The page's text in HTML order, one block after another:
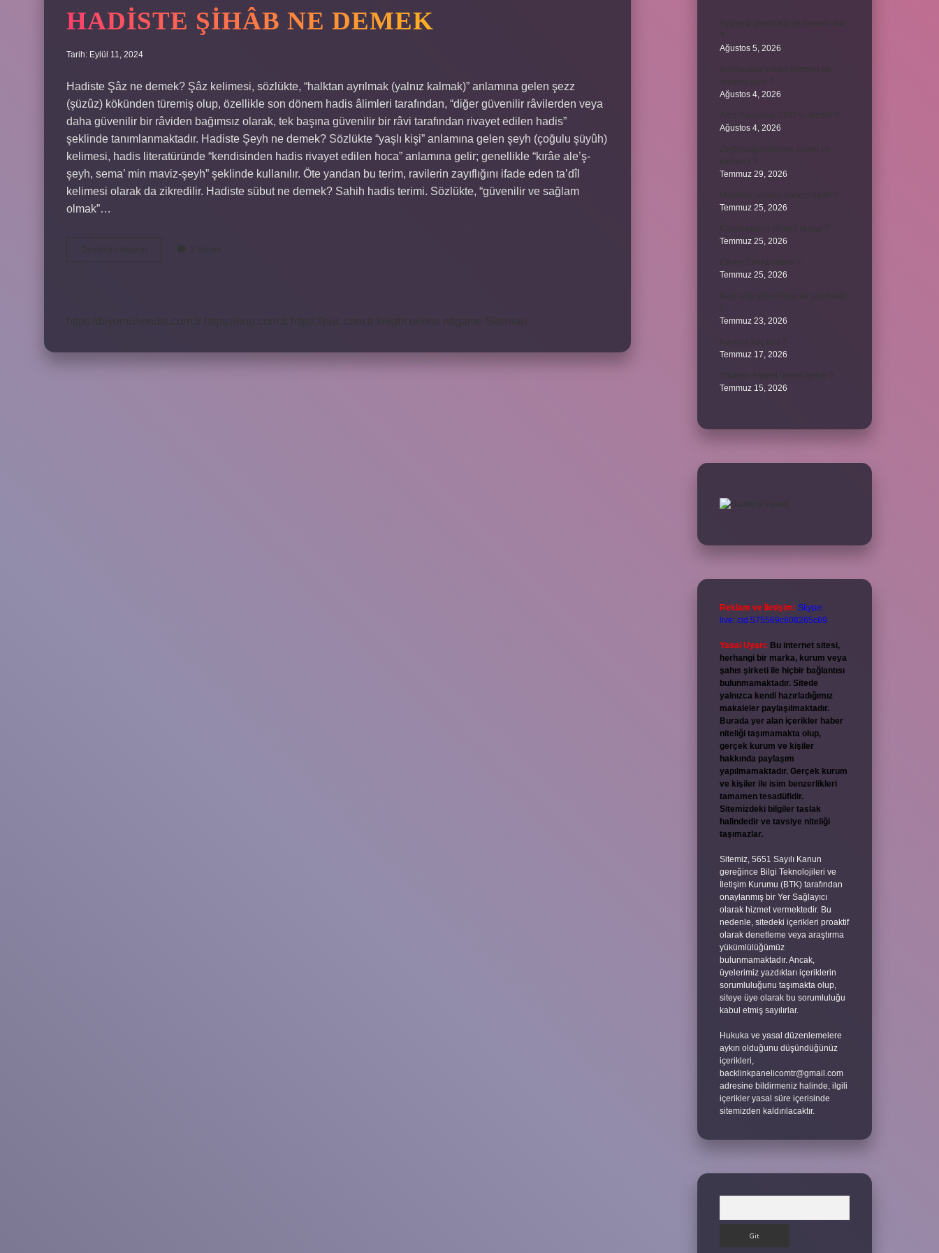
HADISTE ŞIHÂB NE DEMEK
Tarih: Eylül 11, 2024
Hadiste Şâz ne demek? Şâz kelimesi, sözlükte, “halktan ayrılmak (yalnız kalmak)” anlamına gelen şezz
(şüzûz) kökünden türemiş olup, özellikle son dönem hadis âlimleri tarafından, “diğer güvenilir râvilerden veya
daha güvenilir bir râviden bağımsız olarak, tek başına güvenilir bir râvi tarafından rivayet edilen hadis”
şeklinde tanımlanmaktadır. Hadiste Şeyh ne demek? Sözlükte “yaşlı kişi” anlamına gelen şeyh (çoğulu şüyûh)
kelimesi, hadis literatüründe “kendisinden hadis rivayet edilen hoca” anlamına gelir; genellikle “kırâe ale’ş-
şeyh, sema’ min maviz-şeyh” şeklinde kullanılır. Öte yandan bu terim, ravilerin zayıflığını ifade eden ta’dîl
kelimesi olarak da zikredilir. Hadiste sübut ne demek? Sahih hadis terimi. Sözlükte, “güvenilir ve sağlam
olmak”…
https://biyomuhendis.com.tr https://nup.com.tr https://puc.com.tr
Ağustos 5, 2026
Ağustos 4, 2026
Ağustos 4, 2026
Temmuz 29, 2026
Temmuz 25, 2026
Temmuz 25, 2026
Temmuz 25, 2026
Temmuz 23, 2026
Temmuz 17, 2026
Temmuz 15, 2026
Reklam ve İletişim: Skype:
live:.cid.575569c608265c69
Yasal Uyarı: Bu internet sitesi,
herhangi bir marka, kurum veya
şahıs şirketi ile hiçbir bağlantısı
bulunmamaktadır. Sitede
yalnızca kendi hazırladığımız
makaleler paylaşılmaktadır.
Burada yer alan içerikler haber
niteliği taşımamakta olup,
gerçek kurum ve kişiler
hakkında paylaşım
yapılmamaktadır. Gerçek kurum
ve kişiler ile isim benzerlikleri
tamamen tesadüfidir.
Sitemizdeki bilgiler taslak
halindedir ve tavsiye niteliği
taşımazlar.
Sitemiz, 5651 Sayılı Kanun
gereğince Bilgi Teknolojileri ve
İletişim Kurumu (BTK) tarafından
onaylanmış bir Yer Sağlayıcı
olarak hizmet vermektedir. Bu
nedenle, sitedeki içerikleri proaktif
olarak denetleme veya araştırma
yükümlülüğümüz
bulunmamaktadır. Ancak,
üyelerimiz yazdıkları içeriklerin
sorumluluğunu taşımakta olup,
siteye üye olarak bu sorumluluğu
kabul etmiş sayılırlar.
Hukuka ve yasal düzenlemelere
aykırı olduğunu düşündüğünüz
içerikleri,
backlinkpanelicomtr@gmail.com
adresine bildirmeniz halinde, ilgili
içerikler yasal süre içerisinde
sitemizden kaldırılacaktır.